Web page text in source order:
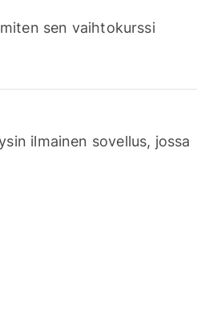
sen vaihtokurssi
ilmainen sovellus, jossa